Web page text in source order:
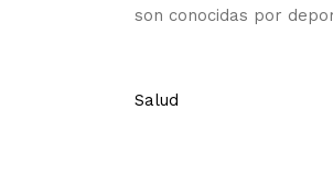
son conocidas por
Salud